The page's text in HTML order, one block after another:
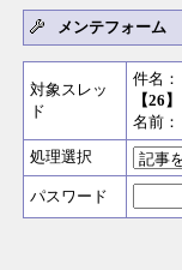
メンテフォーム
対象スレッ
ド
件名：
【26】
名前：
処理選択
パスワード